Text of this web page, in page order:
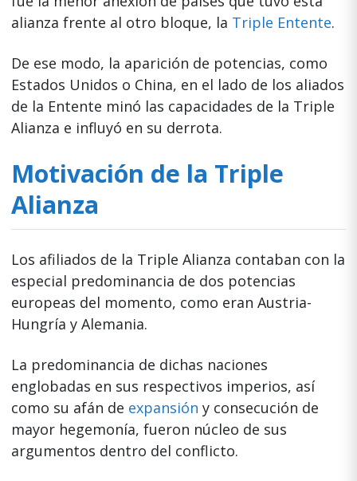
alianza frente al otro bloque, la Triple Entente.
De ese modo, la aparición de potencias, como
Estados Unidos o China, en el lado de los aliados
de la Entente minó las capacidades de la Triple
Alianza e influyó en su derrota.
Motivación de la Triple
Alianza
Los afiliados de la Triple Alianza contaban con la
especial predominancia de dos potencias
europeas del momento, como eran Austria-
Hungría y Alemania.
La predominancia de dichas naciones
englobadas en sus respectivos imperios, así
como su afán de expansión y consecución de
mayor hegemonía, fueron núcleo de sus
argumentos dentro del conflicto.